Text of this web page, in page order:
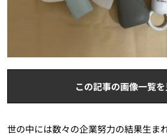
この記事の画像一覧を
世の中には数々の企業努力の結果生ま